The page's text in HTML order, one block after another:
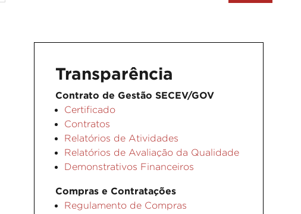
Transparência
Contrato de Gestão SECEV/GOV
Certificado
Contratos
Relatórios de Atividades
Relatórios de Avaliação da Qualidade
Demonstrativos Financeiros
Compras e Contratações
Regulamento de Compras